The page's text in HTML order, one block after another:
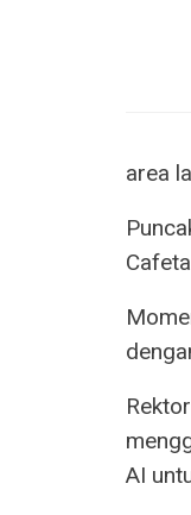
area
AI